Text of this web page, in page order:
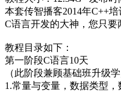
本套传智播客2014年C++
C语言开发的大神，您只
教程目录如下：
第一阶段C语言10天
（此阶段兼顾基础班升级
1.常量与变量，数据类型